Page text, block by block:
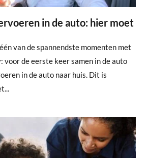
in de auto: hier moet
van de spannendste momenten met
voor de eerste keer samen in de auto
in de auto naar huis. Dit is